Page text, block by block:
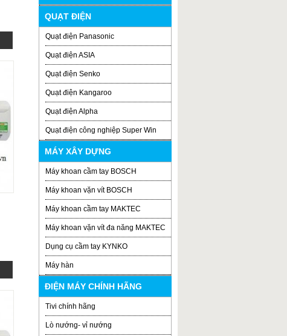
QUẠT ĐIỆN
Quạt điện Panasonic
Quạt điện ASIA
Quạt điện Senko
Quạt điện Kangaroo
Quạt điện Alpha
Quạt điện công nghiệp Super Win
MÁY XÂY DỰNG
Máy khoan cầm tay BOSCH
Máy khoan vặn vít BOSCH
Máy khoan cầm tay MAKTEC
Máy khoan vặn vít đa năng MAKTEC
Dụng cụ cầm tay KYNKO
Máy hàn
ĐIỆN MÁY CHÍNH HÃNG
Tivi chính hãng
Lò nướng- vỉ nướng